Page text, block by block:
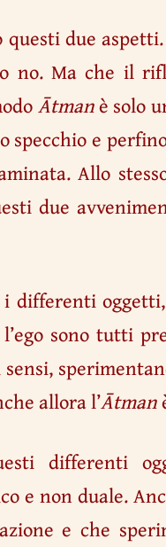
questi due
no. Ma che il
Ātmanè solo
specchio e
Allo
due
i differenti
sono tutti
allora l’Ātman
differenti
e non duale.
e che